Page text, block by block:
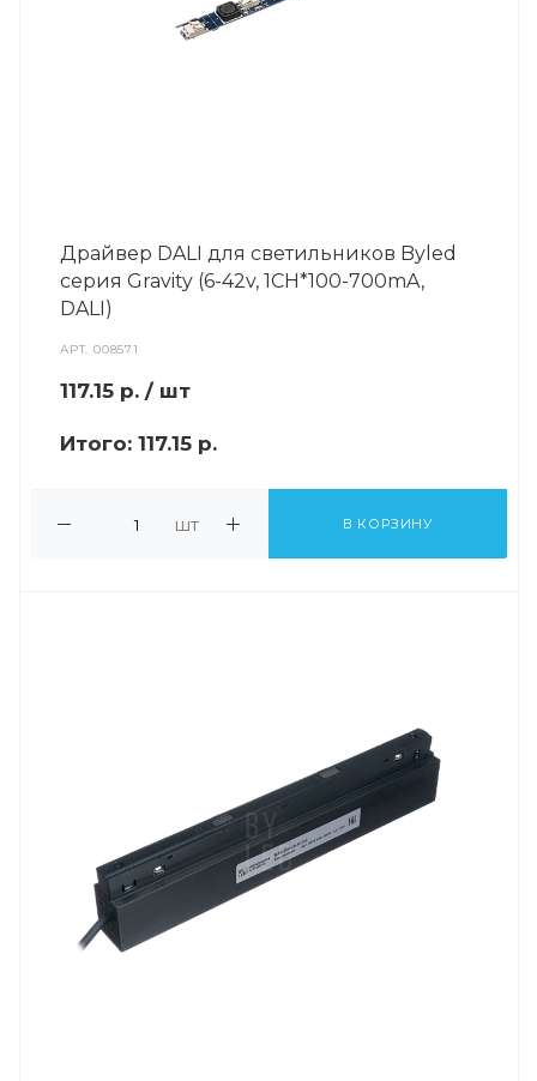
Драйвер DALI для светильников Byled
серия Gravity (6-42v, 1CH*100-700mA,
DALI)
АРТ.008571
117.15 р. / шт
Итого: 117.15 р.
шт В КОРЗИНУ